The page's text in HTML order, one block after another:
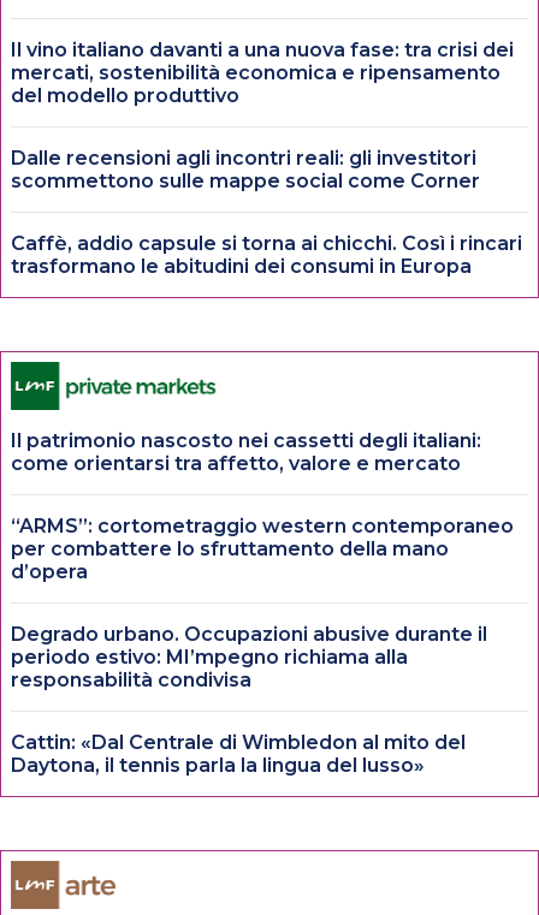
Il vino italiano davanti a una nuova fase: tra crisi dei
mercati, sostenibilità economica e ripensamento
del modello produttivo
Dalle recensioni agli incontri reali: gli investitori
scommettono sulle mappe social come Corner
Caffè, addio capsule si torna ai chicchi. Così i rincari
trasformano le abitudini dei consumi in Europa
Il patrimonio nascosto nei cassetti degli italiani:
come orientarsi tra affetto, valore e mercato
“ARMS”: cortometraggio western contemporaneo
per combattere lo sfruttamento della mano
d’opera
Degrado urbano. Occupazioni abusive durante il
periodo estivo: MI’mpegno richiama alla
responsabilità condivisa
Cattin: «Dal Centrale di Wimbledon al mito del
Daytona, il tennis parla la lingua del lusso»